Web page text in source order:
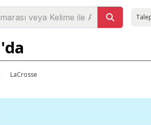
LaCrosse